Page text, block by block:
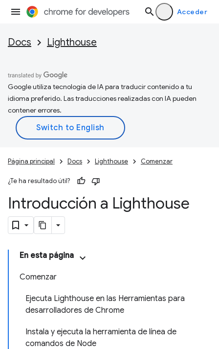
Acceder
Docs Lighthouse
Google utiliza tecnología de IA para traducir contenido a tu
idioma preferido. Las traducciones realizadas con IA pueden
contener errores.
Página principal Docs Lighthouse Comenzar
¿Te ha resultado útil?
Introducción a Lighthouse
En esta página
Comenzar
Ejecuta Lighthouse en las Herramientas para
desarrolladores de Chrome
Instala y ejecuta la herramienta de línea de
comandos de Node